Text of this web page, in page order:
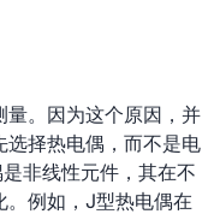
量。因为这个原因，并
选择热电偶，而不是电
非线性元件，其在不
。例如，J型热电偶在